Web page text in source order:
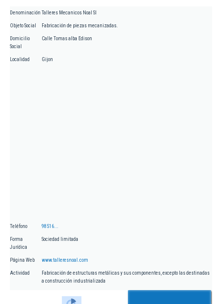
Denominación Talleres Mecanicos Noal Sl
Objeto Social Fabricación de piezas mecanizadas.
Domicilio
Social
Calle Tomas alba Edison
Localidad Gijon
Teléfono 98516...
Forma
Jurídica
Sociedad limitada
Página Web www.talleresnoal.com
Actividad
Fabricación de estructuras metálicas y sus componentes, excepto las destinadas
a construcción industrializada